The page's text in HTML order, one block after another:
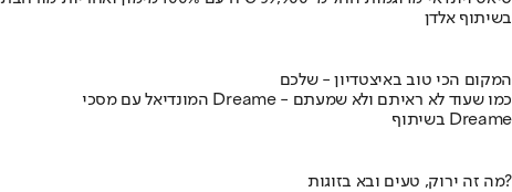
בשיתוף אלדן
המקום הכי טוב באיצטדיון - שלכם
המונדיאל עם מסכי Dreame - כמו שעוד לא ראיתם ולא שמעתם
בשיתוף Dreame
מה זה ירוק, טעים ובא בזוגות?